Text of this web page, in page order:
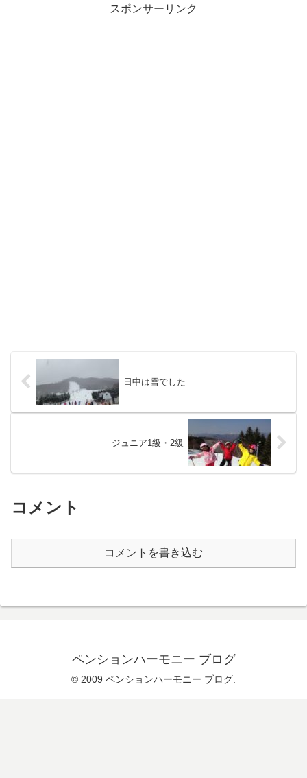
スポンサーリンク
日中は雪でした
ジュニア1級・2級
コメント
コメントを書き込む
ペンションハーモニー ブログ
© 2009 ペンションハーモニー ブログ.